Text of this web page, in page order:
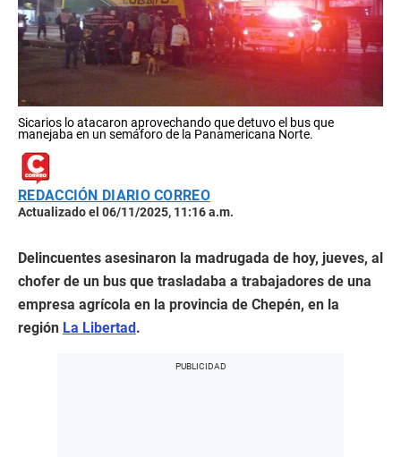
Sicarios lo atacaron aprovechando que detuvo el bus que
manejaba en un semáforo de la Panamericana Norte.
REDACCIÓN DIARIO CORREO
Actualizado el 06/11/2025, 11:16 a.m.
Delincuentes asesinaron la madrugada de hoy, jueves, al
chofer de un bus que trasladaba a trabajadores de una
empresa agrícola en la provincia de Chepén, en la
región La Libertad .